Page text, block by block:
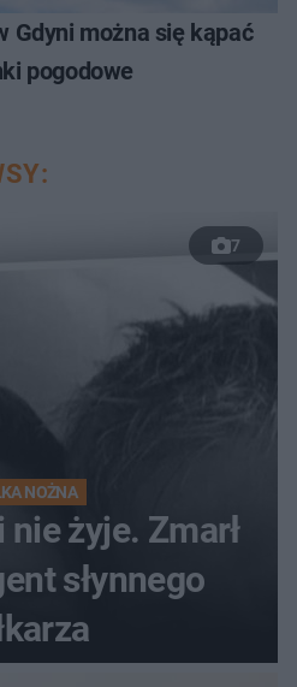
Gdyni można się kąpać
pogodowe
7
NOŻNA
żyje. Zmarł
słynnego